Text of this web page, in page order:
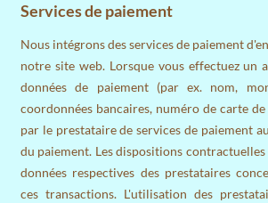
Services de paiement
Nous intégrons des services de paiement
notre site web. Lorsque vous effectuez un
données de paiement (par ex. nom,
coordonnées bancaires, numéro de carte
par le prestataire de services de paiement
du paiement. Les dispositions
données respectives des prestataires
ces transactions. L'utilisation des